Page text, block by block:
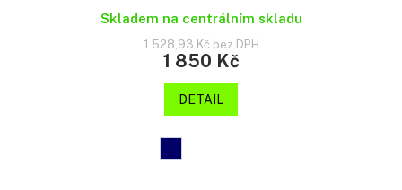
Skladem na centrálním skladu
1 528,93 Kč bez DPH
1 850 Kč
DETAIL